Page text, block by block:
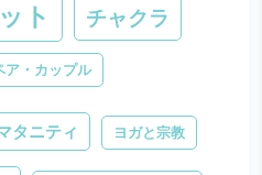
ト チャクラ
ア・カップル
タニティ ヨガと宗教